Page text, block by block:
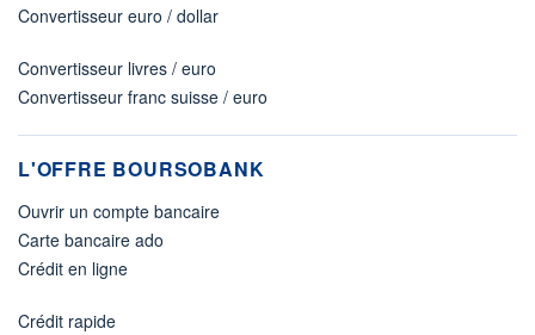
Convertisseur euro / dollar
Convertisseur livres / euro
Convertisseur franc suisse / euro
L'OFFRE BOURSOBANK
Ouvrir un compte bancaire
Carte bancaire ado
Crédit en ligne
Crédit rapide